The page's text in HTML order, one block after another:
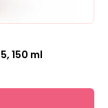
150 ml